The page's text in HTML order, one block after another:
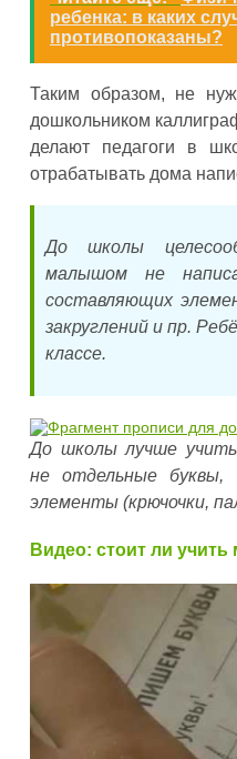
ребенка: в каких
противопоказаны?
Таким образом, не
дошкольником
делают педагоги в
отрабатывать дома
До школы
малышом не
составляющих
закруглений и пр.
классе.
До школы лучше
не отдельные буквы,
элементы (крючочки,
Видео: стоит ли